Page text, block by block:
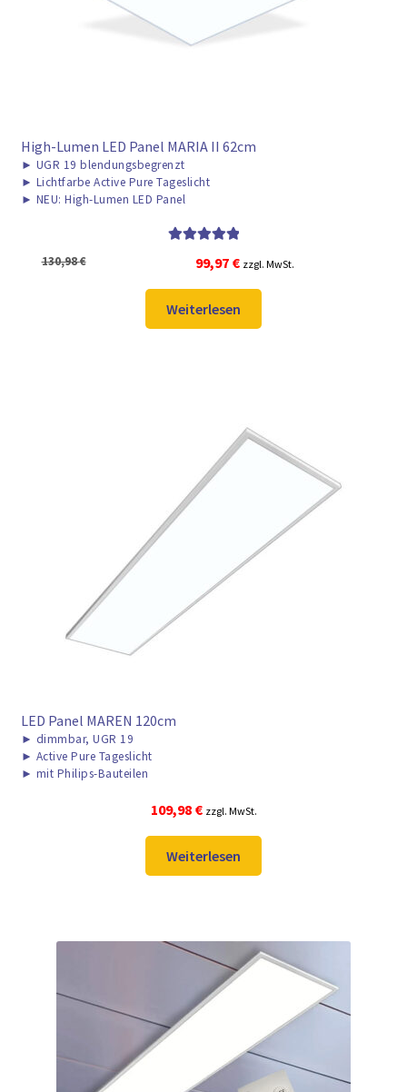
High-Lumen LED Panel MARIA II 62cm
► UGR 19 blendungsbegrenzt
► Lichtfarbe Active Pure Tageslicht
► NEU: High-Lumen LED Panel
von 5
130,98€
Ursprünglicher
war:
130,98 €
99,97 €Aktueller
ist:
99,97 €.
zzgl. MwSt.
Weiterlesen
LED Panel MAREN 120cm
► dimmbar, UGR 19
► Active Pure Tageslicht
► mit Philips-Bauteilen
109,98 € zzgl. MwSt.
Weiterlesen